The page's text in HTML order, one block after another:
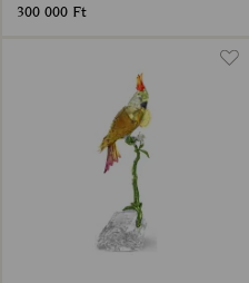
300 000 Ft